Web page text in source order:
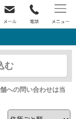
む
への問い合わせは当